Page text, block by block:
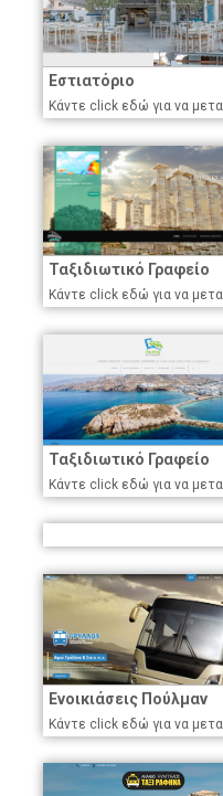
Εστιατόριο
Κάντε click εδώ για να
Ταξιδιωτικό Γραφείο
Κάντε click εδώ για να
Ταξιδιωτικό Γραφείο
Κάντε click εδώ για να
Ενοικιάσεις Πούλμαν
Κάντε click εδώ για να